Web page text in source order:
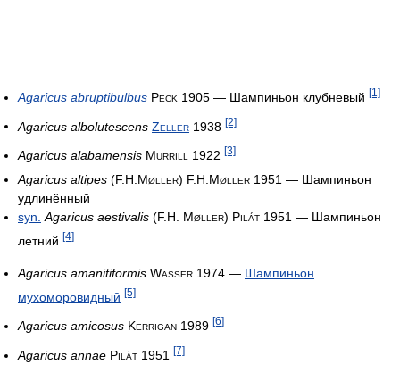
Agaricus abruptibulbus Peck 1905 — Шампиньон клубневый [1]
Agaricus albolutescens Zeller 1938 [2]
Agaricus alabamensis Murrill 1922 [3]
Agaricus altipes (F.H.Møller) F.H.Møller 1951 — Шампиньон
удлинённый
syn. Agaricus aestivalis (F.H. Møller) Pilát 1951 — Шампиньон
летний [4]
Agaricus amanitiformis Wasser 1974 — Шампиньон
мухоморовидный [5]
Agaricus amicosus Kerrigan 1989 [6]
Agaricus annae Pilát 1951 [7]